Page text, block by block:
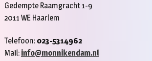
Gedempte Raamgracht 1-9
2011 WE Haarlem
Telefoon: 023-5314962
Mail: info@monnikendam.nl